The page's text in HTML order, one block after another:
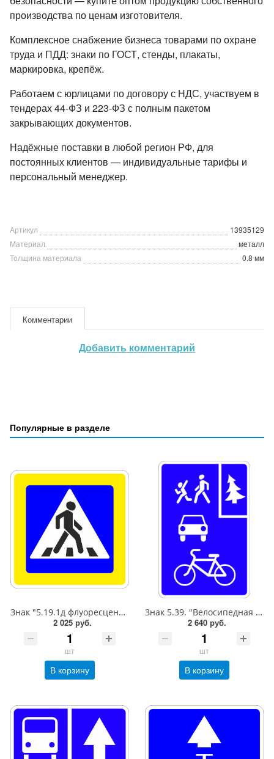
производства по ценам изготовителя.
Комплексное снабжение бизнеса товарами по охране
труда и ПДД: знаки по ГОСТ, стенды, плакаты,
маркировка, крепёж.
Работаем с юрлицами по договору с НДС, участвуем в
тендерах 44-ФЗ и 223-ФЗ с полным пакетом
закрывающих документов.
Надёжные поставки в любой регион РФ, для
постоянных клиентов — индивидуальные тарифы и
персональный менеджер.
Артикул
13935129
Материал
металл
Толщина материала
0.8 мм
Комментарии
Добавить комментарий
Популярные в разделе
Знак "5.19.1д флуоресцентный Пешеходный переход (справа от дороги)",B=700Тип А Коммерческая (3 года),металл 0.8 мм
2 025 руб.
шт
В корзину
Знак 5.39. "Велосипедная зона",600*900Тип А (1б) Микропризм. (7-9 лет)металл 0.8 мм
2 640 руб.
шт
В корзину